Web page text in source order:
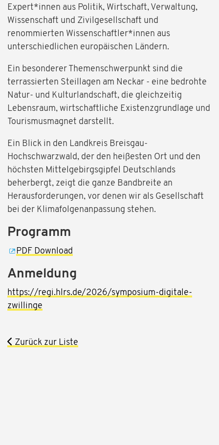
Expert*innen aus Politik, Wirtschaft, Verwaltung,
Wissenschaft und Zivilgesellschaft und
renommierten Wissenschaftler*innen aus
unterschiedlichen europäischen Ländern.
Ein besonderer Themenschwerpunkt sind die
terrassierten Steillagen am Neckar - eine bedrohte
Natur- und Kulturlandschaft, die gleichzeitig
Lebensraum, wirtschaftliche Existenzgrundlage und
Tourismusmagnet darstellt.
Ein Blick in den Landkreis Breisgau-
Hochschwarzwald, der den heißesten Ort und den
höchsten Mittelgebirgsgipfel Deutschlands
beherbergt, zeigt die ganze Bandbreite an
Herausforderungen, vor denen wir als Gesellschaft
bei der Klimafolgenanpassung stehen.
Programm
PDF Download
Anmeldung
https://regi.hlrs.de/2026/symposium-digitale-
zwillinge
Zurück zur Liste